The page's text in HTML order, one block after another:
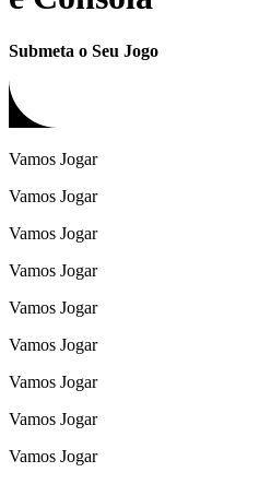
Submeta o Seu Jogo
Vamos Jogar
Vamos Jogar
Vamos Jogar
Vamos Jogar
Vamos Jogar
Vamos Jogar
Vamos Jogar
Vamos Jogar
Vamos Jogar